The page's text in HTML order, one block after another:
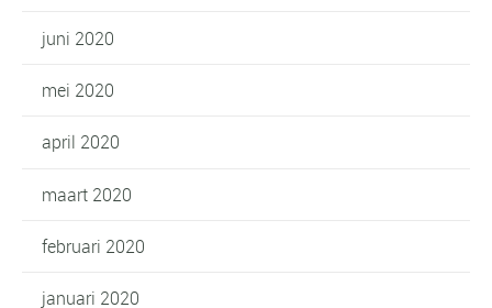
juni 2020
mei 2020
april 2020
maart 2020
februari 2020
januari 2020